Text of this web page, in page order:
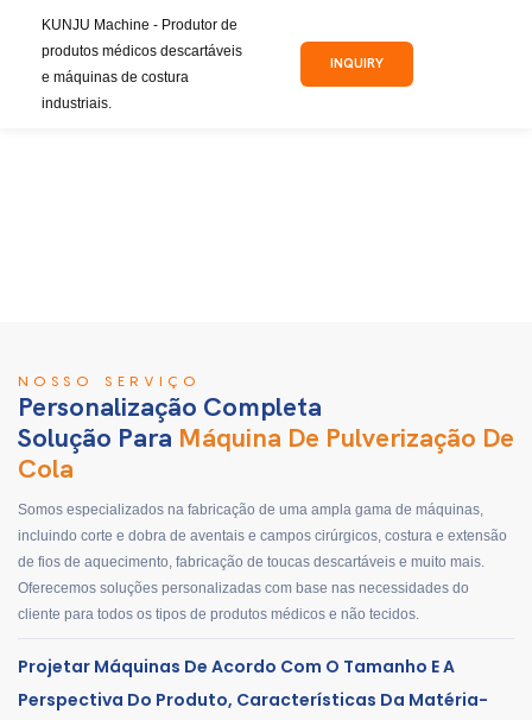
KUNJU Machine - Produtor de
produtos médicos descartáveis ​​
e máquinas de costura
industriais.
INQUIRY
NOSSO SERVIÇO
Personalização Completa
Solução Para Máquina De Pulverização De
Cola
Somos especializados na fabricação de uma ampla gama de máquinas,
incluindo corte e dobra de aventais e campos cirúrgicos, costura e extensão
de fios de aquecimento, fabricação de toucas descartáveis ​​e muito mais.
Oferecemos soluções personalizadas com base nas necessidades do
cliente para todos os tipos de produtos médicos e não tecidos.
Projetar Máquinas De Acordo Com O Tamanho E A
Perspectiva Do Produto, Características Da Matéria-